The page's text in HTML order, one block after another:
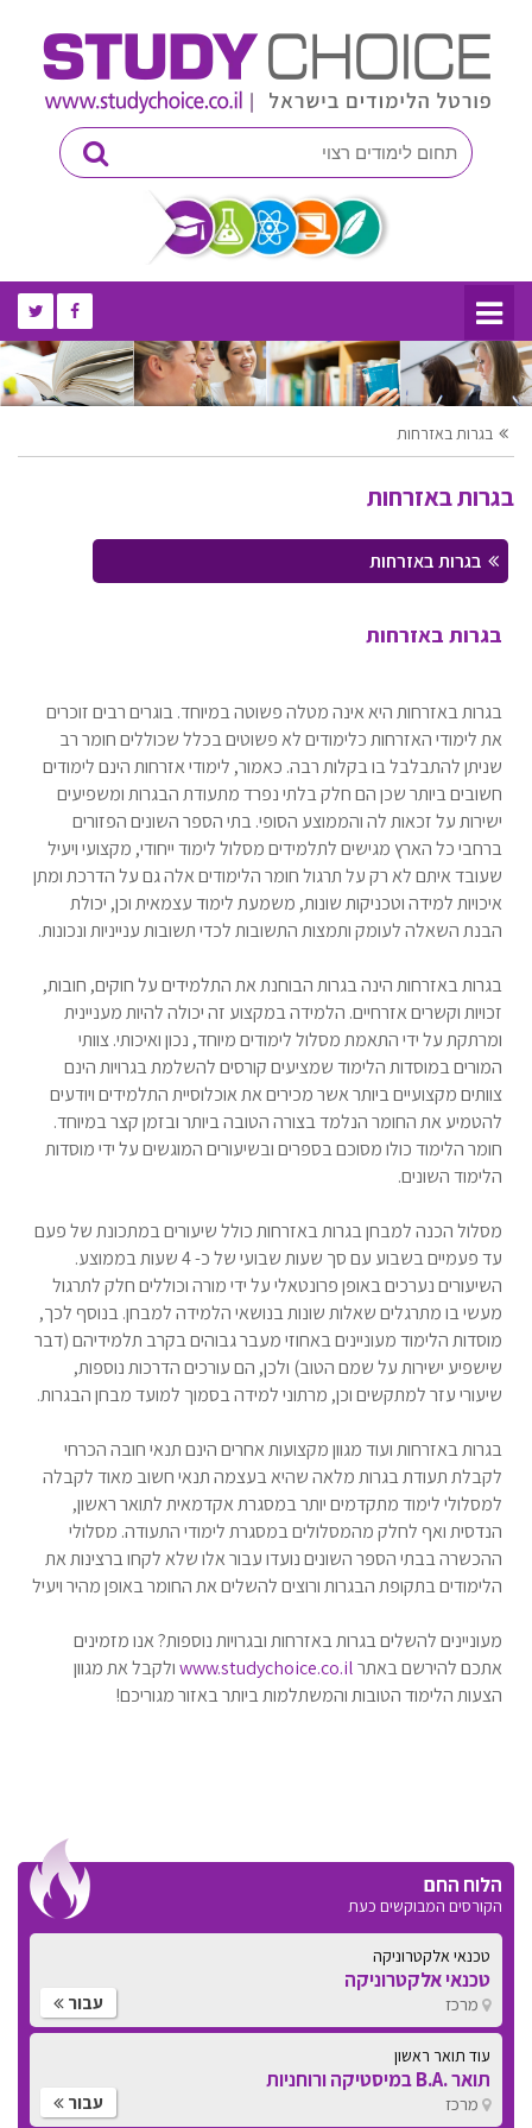
בגרות באזרחות
בגרות באזרחות
בגרות באזרחות
בגרות באזרחות
בגרות באזרחות היא אינה מטלה פשוטה במיוחד. בוגרים רבים זוכרים
את לימודי האזרחות כלימודים לא פשוטים בכלל שכוללים חומר רב
שניתן להתבלבל בו בקלות רבה. כאמור, לימודי אזרחות הינם לימודים
חשובים ביותר שכן הם חלק בלתי נפרד מתעודת הבגרות ומשפיעים
ישירות על זכאות לה והממוצע הסופי. בתי הספר השונים הפזורים
ברחבי כל הארץ מגישים לתלמידים מסלול לימוד ייחודי, מקצועי ויעיל
שעובד איתם לא רק על תרגול חומר הלימודים אלה גם על הדרכת ומתן
איכויות למידה וטכניקות שונות, משמעת לימוד עצמאית וכן, יכולת
הבנת השאלה לעומק ותמצות התשובות לכדי תשובות ענייניות ונכונות.
בגרות באזרחות הינה בגרות הבוחנת את התלמידים על חוקים, חובות,
זכויות וקשרים אזרחיים. הלמידה במקצוע זה יכולה להיות מעניינית
ומרתקת על ידי התאמת מסלול לימודים מיוחד, נכון ואיכותי. צוותי
המורים במוסדות הלימוד שמציעים קורסים להשלמת בגרויות הינם
צוותים מקצועיים ביותר אשר מכירים את אוכלוסיית התלמידים ויודעים
להטמיע את החומר הנלמד בצורה הטובה ביותר ובזמן קצר במיוחד.
חומר הלימוד כולו מסוכם בספרים ובשיעורים המוגשים על ידי מוסדות
הלימוד השונים.
מסלול הכנה למבחן בגרות באזרחות כולל שיעורים במתכונת של פעם
עד פעמיים בשבוע עם סך שעות שבועי של כ- 4 שעות בממוצע.
השיעורים נערכים באופן פרונטאלי על ידי מורה וכוללים חלק לתרגול
מעשי בו מתרגלים שאלות שונות בנושאי הלמידה למבחן. בנוסף לכך,
מוסדות הלימוד מעוניינים באחוזי מעבר גבוהים בקרב תלמידיהם (דבר
שישפיע ישירות על שמם הטוב) ולכן, הם עורכים הדרכות נוספות,
שיעורי עזר למתקשים וכן, מרתוני למידה בסמוך למועד מבחן הבגרות.
בגרות באזרחות ועוד מגוון מקצועות אחרים הינם תנאי חובה הכרחי
לקבלת תעודת בגרות מלאה שהיא בעצמה תנאי חשוב מאוד לקבלה
למסלולי לימוד מתקדמים יותר במסגרת אקדמאית לתואר ראשון,
הנדסית ואף לחלק מהמסלולים במסגרת לימודי התעודה. מסלולי
ההכשרה בבתי הספר השונים נועדו עבור אלו שלא לקחו ברצינות את
הלימודים בתקופת הבגרות ורוצים להשלים את החומר באופן מהיר ויעיל
מעוניינים להשלים בגרות באזרחות ובגרויות נוספות? אנו מזמינים
אתכם להירשם באתרwww.studychoice.co.ilולקבל את מגוון
הצעות הלימוד הטובות והמשתלמות ביותר באזור מגוריכם!
הלוח החם
הקורסים המבוקשים כעת
טכנאי אלקטרוניקה
טכנאי אלקטרוניקה
מרכז עבור
עוד תואר ראשון
תואר .B.A במיסטיקה ורוחניות
מרכז עבור